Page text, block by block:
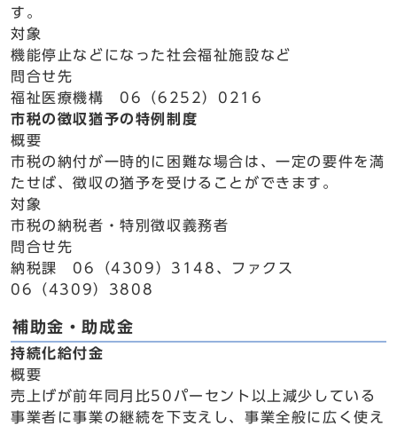
す。
対象
機能停止などになった社会福祉施設など
問合せ先
福祉医療機構 06（6252）0216
市税の徴収猶予の特例制度
概要
市税の納付が一時的に困難な場合は、一定の要件を満
たせば、徴収の猶予を受けることができます。
対象
市税の納税者・特別徴収義務者
問合せ先
納税課 06（4309）3148、ファクス
06（4309）3808
補助金・助成金
持続化給付金
概要
売上げが前年同月比50パーセント以上減少している
事業者に事業の継続を下支えし、事業全般に広く使え